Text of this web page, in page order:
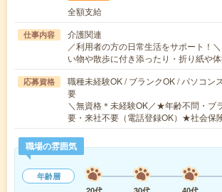
全額支給
仕事内容
介護関連
／利用者の方の日常生活をサポート！
い物や散歩に付き添ったり・折り紙や
応募資格
職種未経験OK / ブランクOK / パソコン
要
＼無資格＊未経験OK／★年齢不問・ブ
要・来社不要（電話登録OK）★社会保
職場の雰囲気
年齢層